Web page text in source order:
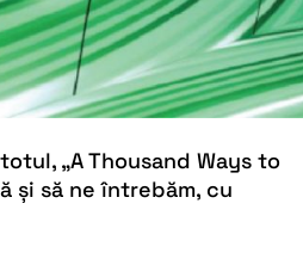
„A Thousand Ways to
și să ne întrebăm, cu